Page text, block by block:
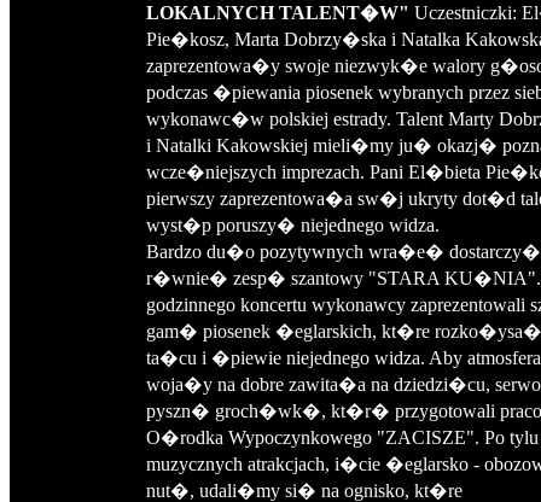
LOKALNYCH TALENT�W" Uczestniczki:
Pie�kosz, Marta Dobrzy�ska i Natalka
zaprezentowa�y swoje niezwyk�e walory
podczas �piewania piosenek wybranych przez
wykonawc�w polskiej estrady. Talent Marty
i Natalki Kakowskiej mieli�my ju� okazj�
wcze�niejszych imprezach. Pani El�bieta
pierwszy zaprezentowa�a sw�j ukryty dot�d
wyst�p poruszy� niejednego widza.
Bardzo du�o pozytywnych wra�e� dostarczy�
r�wnie� zesp� szantowy "STARA KU�NIA".
godzinnego koncertu wykonawcy zaprezentowali
gam� piosenek �eglarskich, kt�re
ta�cu i �piewie niejednego widza. Aby
woja�y na dobre zawita�a na dziedzi�cu,
pyszn� groch�wk�, kt�r� przygotowali
O�rodka Wypoczynkowego "ZACISZE". Po tylu
muzycznych atrakcjach, i�cie �eglarsko -
nut�, udali�my si� na ognisko, kt�re